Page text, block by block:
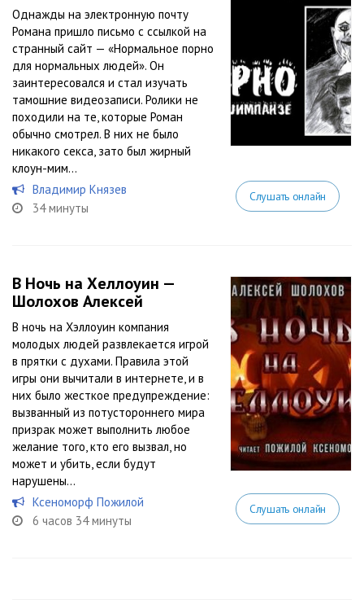
Однажды на электронную почту
Романа пришло письмо с ссылкой на
странный сайт — «Нормальное порно
для нормальных людей». Он
заинтересовался и стал изучать
тамошние видеозаписи. Ролики не
походили на те, которые Роман
обычно смотрел. В них не было
никакого секса, зато был жирный
клоун-мим…
Владимир Князев
34 минуты
Слушать онлайн
В Ночь на Хеллоуин —
Шолохов Алексей
В ночь на Хэллоуин компания
молодых людей развлекается игрой
в прятки с духами. Правила этой
игры они вычитали в интернете, и в
них было жесткое предупреждение:
вызванный из потустороннего мира
призрак может выполнить любое
желание того, кто его вызвал, но
может и убить, если будут
нарушены...
Ксеноморф Пожилой
6 часов 34 минуты
Слушать онлайн